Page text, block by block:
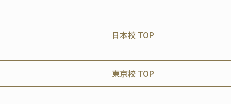
日本校 TOP
東京校 TOP